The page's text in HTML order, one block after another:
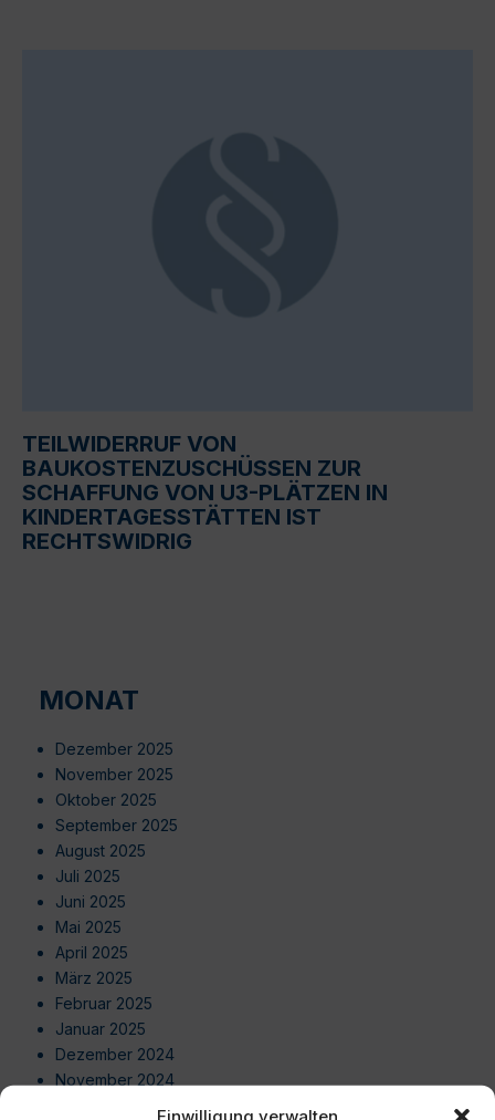
TEILWIDERRUF VON
BAUKOSTENZUSCHÜSSEN ZUR
SCHAFFUNG VON U3-PLÄTZEN IN
KINDERTAGESSTÄTTEN IST
RECHTSWIDRIG
MONAT
Dezember 2025
November 2025
Oktober 2025
September 2025
August 2025
Juli 2025
Juni 2025
Mai 2025
April 2025
März 2025
Februar 2025
Januar 2025
Dezember 2024
November 2024